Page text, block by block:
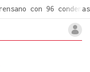
con 96 condenas